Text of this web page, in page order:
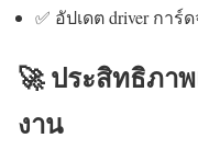
✅ อัปเดต driver การ์
🚀 ประสิทธิภา
งาน